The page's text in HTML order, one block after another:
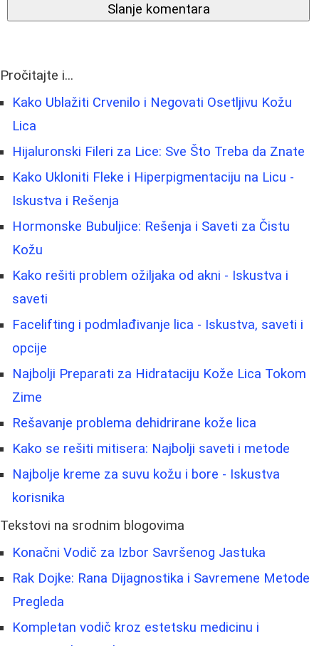
Slanje komentara
Pročitajte i...
Kako Ublažiti Crvenilo i Negovati Osetljivu Kožu
Lica
Hijaluronski Fileri za Lice: Sve Što Treba da Znate
Kako Ukloniti Fleke i Hiperpigmentaciju na Licu -
Iskustva i Rešenja
Hormonske Bubuljice: Rešenja i Saveti za Čistu
Kožu
Kako rešiti problem ožiljaka od akni - Iskustva i
saveti
Facelifting i podmlađivanje lica - Iskustva, saveti i
opcije
Najbolji Preparati za Hidrataciju Kože Lica Tokom
Zime
Rešavanje problema dehidrirane kože lica
Kako se rešiti mitisera: Najbolji saveti i metode
Najbolje kreme za suvu kožu i bore - Iskustva
korisnika
Tekstovi na srodnim blogovima
Konačni Vodič za Izbor Savršenog Jastuka
Rak Dojke: Rana Dijagnostika i Savremene Metode
Pregleda
Kompletan vodič kroz estetsku medicinu i